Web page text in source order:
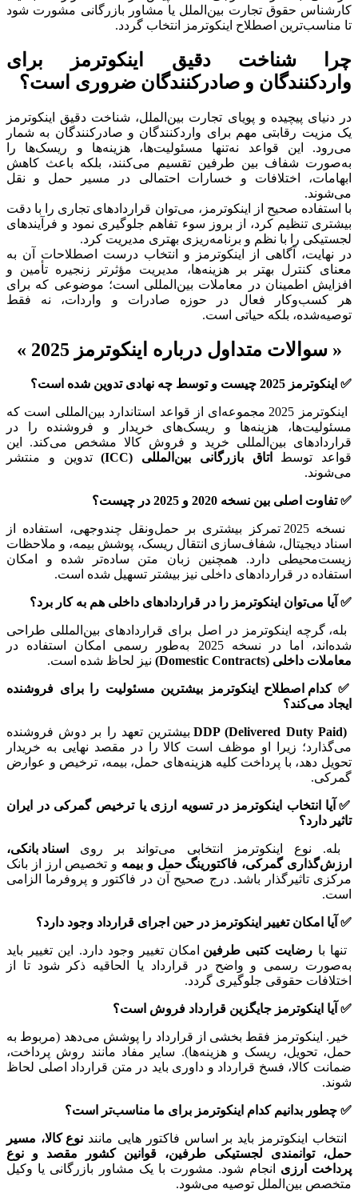
کارشناس حقوق تجارت بین‌الملل یا مشاور بازرگانی مشورت شود
تا مناسب‌ترین اصطلاح اینکوترمز انتخاب گردد.
چرا شناخت دقیق اینکوترمز برای
واردکنندگان و صادرکنندگان ضروری است؟
در دنیای پیچیده و پویای تجارت بین‌الملل، شناخت دقیق اینکوترمز
یک مزیت رقابتی مهم برای واردکنندگان و صادرکنندگان به شمار
می‌رود. این قواعد نه‌تنها مسئولیت‌ها، هزینه‌ها و ریسک‌ها را
به‌صورت شفاف بین طرفین تقسیم می‌کنند، بلکه باعث کاهش
ابهامات، اختلافات و خسارات احتمالی در مسیر حمل و نقل
می‌شوند.
با استفاده صحیح از اینکوترمز، می‌توان قراردادهای تجاری را با دقت
بیشتری تنظیم کرد، از بروز سوء تفاهم جلوگیری نمود و فرآیندهای
لجستیکی را با نظم و برنامه‌ریزی بهتری مدیریت کرد.
در نهایت، آگاهی از اینکوترمز و انتخاب درست اصطلاحات آن به
معنای کنترل بهتر بر هزینه‌ها، مدیریت مؤثرتر زنجیره تأمین و
افزایش اطمینان در معاملات بین‌المللی است؛ موضوعی که برای
هر کسب‌وکار فعال در حوزه صادرات و واردات، نه فقط
توصیه‌شده، بلکه حیاتی است.
« سوالات متداول درباره اینکوترمز 2025 »
✅ اینکوترمز 2025 چیست و توسط چه نهادی تدوین شده است؟
اینکوترمز 2025 مجموعه‌ای از قواعد استاندارد بین‌المللی است که
مسئولیت‌ها، هزینه‌ها و ریسک‌های خریدار و فروشنده را در
قراردادهای بین‌المللی خرید و فروش کالا مشخص می‌کند. این
قواعد توسط
اتاق بازرگانی بین‌المللی (ICC)
تدوین و منتشر
می‌شوند.
✅تفاوت اصلی بین نسخه 2020 و 2025 در چیست؟
نسخه 2025 تمرکز بیشتری بر حمل‌ونقل چندوجهی، استفاده از
اسناد دیجیتال، شفاف‌سازی انتقال ریسک، پوشش بیمه، و ملاحظات
زیست‌محیطی دارد. همچنین زبان متن ساده‌تر شده و امکان
استفاده در قراردادهای داخلی نیز بیشتر تسهیل شده است.
✅ آیا می‌توان اینکوترمز را در قراردادهای داخلی هم به کار برد؟
بله، گرچه اینکوترمز در اصل برای قراردادهای بین‌المللی طراحی
شده‌اند، اما در نسخه 2025 به‌طور رسمی امکان استفاده در
معاملات داخلی (Domestic Contracts)
نیز لحاظ شده است.
✅کدام اصطلاح اینکوترمز بیشترین مسئولیت را برای فروشنده
ایجاد می‌کند؟
DDP (Delivered Duty Paid)بیشترین تعهد را بر دوش فروشنده
می‌گذارد؛ زیرا او موظف است کالا را در مقصد نهایی به خریدار
تحویل دهد، با پرداخت کلیه هزینه‌های حمل، بیمه، ترخیص و عوارض
گمرکی.
✅آیا انتخاب اینکوترمز در تسویه ارزی یا ترخیص گمرکی در ایران
تاثیر دارد؟
بله. نوع اینکوترمز انتخابی می‌تواند بر روی
اسناد بانکی،
ارزش‌گذاری گمرکی، فاکتورینگ حمل و بیمه و تخصیص ارز از بانک
مرکزی تاثیرگذار باشد. درج صحیح آن در فاکتور و پروفرما الزامی
است.
✅ آیا امکان تغییر اینکوترمز در حین اجرای قرارداد وجود دارد؟
تنها با رضایت کتبی طرفین امکان تغییر وجود دارد. این تغییر باید
به‌صورت رسمی و واضح در قرارداد یا الحاقیه ذکر شود تا از
اختلافات حقوقی جلوگیری گردد.
✅ آیا اینکوترمز جایگزین قرارداد فروش است؟
خیر. اینکوترمز فقط بخشی از قرارداد را پوشش می‌دهد (مربوط به
حمل، تحویل، ریسک و هزینه‌ها). سایر مفاد مانند روش پرداخت،
ضمانت کالا، فسخ قرارداد و داوری باید در متن قرارداد اصلی لحاظ
شوند.
✅ چطور بدانیم کدام اینکوترمز برای ما مناسب‌تر است؟
انتخاب اینکوترمز باید بر اساس فاکتور هایی مانندنوع کالا، مسیر
حمل، توانمندی لجستیکی طرفین، قوانین کشور مقصد و نوع
پرداخت ارزی انجام شود. مشورت با یک مشاور بازرگانی یا وکیل
متخصص بین‌الملل توصیه می‌شود.